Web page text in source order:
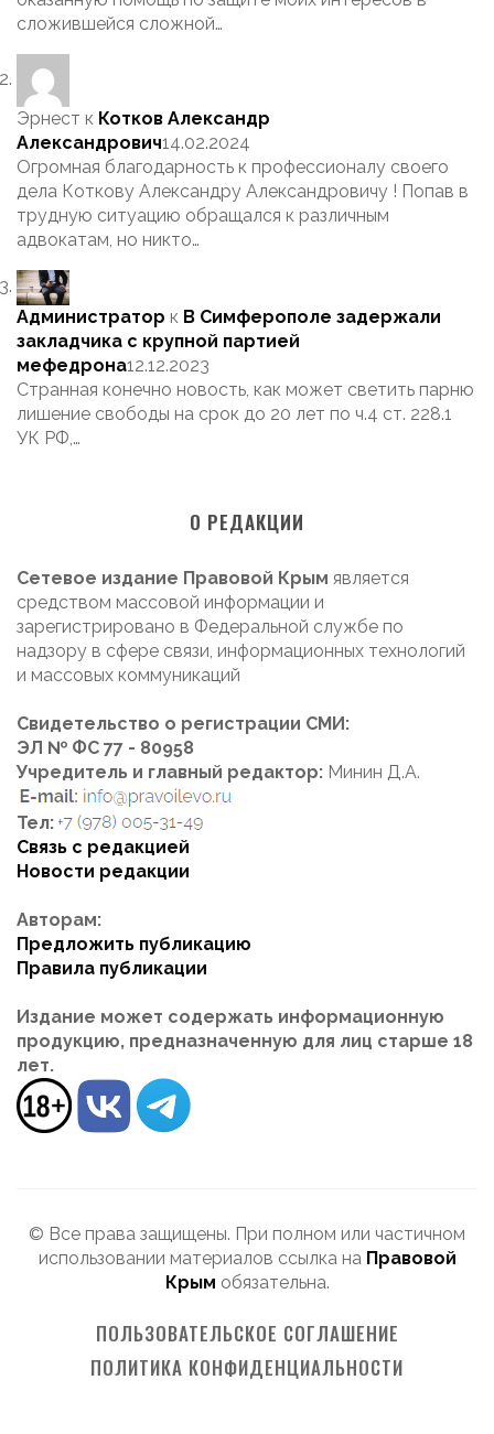
сложившейся сложной…
Эрнест к Котков Александр
Александрович14.02.2024
Огромная благодарность к профессионалу своего
дела Коткову Александру Александровичу ! Попав в
трудную ситуацию обращался к различным
адвокатам, но никто…
Администратор к В Симферополе задержали
закладчика с крупной партией
мефедрона12.12.2023
Странная конечно новость, как может светить парню
лишение свободы на срок до 20 лет по ч.4 ст. 228.1
УК РФ,…
О РЕДАКЦИИ
Сетевое издание Правовой Крым является
средством массовой информации и
зарегистрировано в Федеральной службе по
надзору в сфере связи, информационных технологий
и массовых коммуникаций
Свидетельство о регистрации СМИ:
ЭЛ № ФС 77 - 80958
Учредитель и главный редактор: Минин Д.А.
Тел:
Связь с редакцией
Новости редакции
Авторам:
Предложить публикацию
Правила публикации
Издание может содержать информационную
продукцию, предназначенную для лиц старше 18
лет.
© Все права защищены. При полном или частичном
использовании материалов ссылка на Правовой
Крым обязательна.
ПОЛЬЗОВАТЕЛЬСКОЕ СОГЛАШЕНИЕ
ПОЛИТИКА КОНФИДЕНЦИАЛЬНОСТИ